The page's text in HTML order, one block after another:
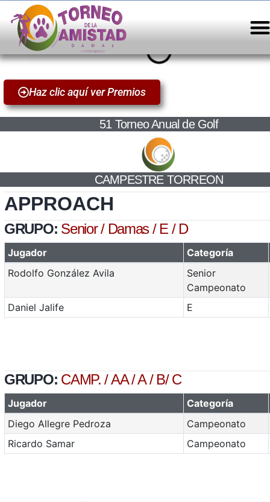
Haz clic aquí ver Premios
51 Torneo Anual de Golf
CAMPESTRE TORREON
APPROACH
GRUPO: Senior / Damas / E / D
Jugador
Categoría
Rodolfo González Avila
Senior
Campeonato
Daniel Jalife
E
GRUPO: CAMP. / AA / A / B/ C
Jugador
Categoría
Diego Allegre Pedroza
Campeonato
Ricardo Samar
Campeonato